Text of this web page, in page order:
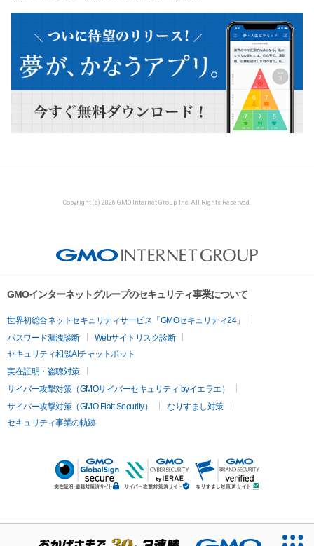
Copyright (c) 2026 GMO Internet Group, Inc. All Rights Reserved.
GMOインターネットグループのセキュリティ事業について
世界初総合ネットセキュリティサービス「GMOセキュリティ24」
パスワード漏洩診断
Webサイトリスク診断
セキュリティ相談AIチャットボット
実在証明・盗聴対策
サイバー攻撃対策（GMOサイバーセキュリティ byイエラエ）
サイバー攻撃対策（GMO Flatt Security）
なりすまし対策
セキュリティ事業の軌跡